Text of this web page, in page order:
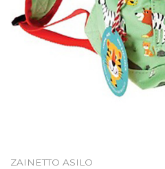
ZAINETTO ASILO